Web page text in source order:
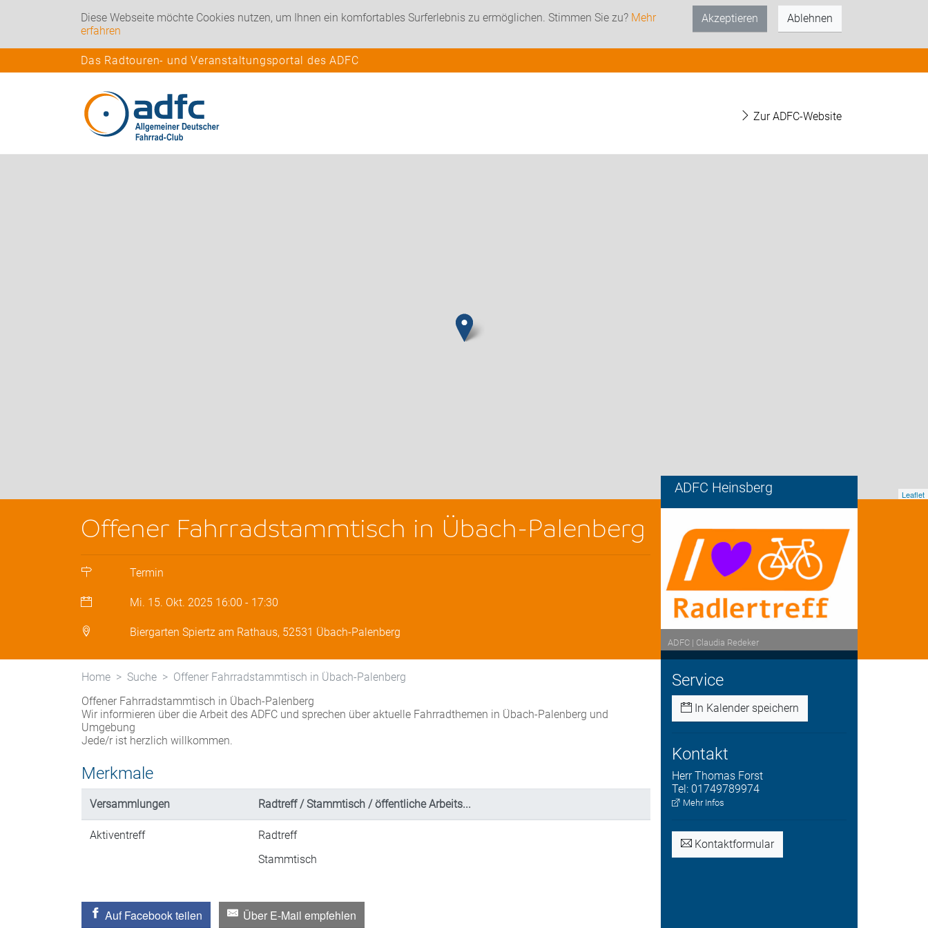
Diese Webseite möchte Cookies nutzen, um Ihnen ein komfortables Surferlebnis zu ermöglichen. Stimmen Sie zu? Mehr
erfahren
Akzeptieren Ablehnen
Das Radtouren- und Veranstaltungsportal des ADFC
Zur ADFC-Website
Leaflet
ADFC Heinsberg
Offener Fahrradstammtisch in Übach-Palenberg
Termin
Mi. 15. Okt. 2025 16:00 - 17:30
Biergarten Spiertz am Rathaus, 52531 Übach-Palenberg
ADFC | Claudia Redeker
Service
In Kalender speichern
Kontakt
Herr Thomas Forst
Tel: 01749789974
Mehr Infos
Kontaktformular
Home Suche
Offener Fahrradstammtisch in Übach-Palenberg
Offener Fahrradstammtisch in Übach-Palenberg
Wir informieren über die Arbeit des ADFC und sprechen über aktuelle Fahrradthemen in Übach-Palenberg und
Umgebung
Jede/r ist herzlich willkommen.
Merkmale
Versammlungen Radtreff / Stammtisch / öffentliche Arbeits...
Aktiventreff
Radtreff
Stammtisch
Auf Facebook teilen Über E-Mail empfehlen